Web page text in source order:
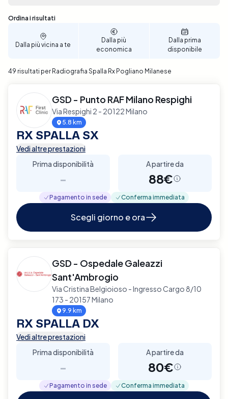
Assicura il miglior supporto per la salute della tua
spalla, prenota ora la tua Radiografia della Spalla a
Pogliano Milanese con Elty.
Sono stati trovati 49 risultati
Ordina i risultati
Dalla più vicina a te
Dalla più
economica
Dalla prima
disponibile
49 risultati per Radiografia Spalla Rx Pogliano Milanese
GSD - Punto RAF Milano Respighi
Via Respighi 2 - 20122 Milano
5.8 km
RX SPALLA SX
Vedi altre prestazioni
Prima disponibilità
-
A partire da
88€
Pagamento in sede Conferma immediata
Scegli giorno e ora
GSD - Ospedale Galeazzi
Sant'Ambrogio
Via Cristina Belgioioso - Ingresso Cargo 8/10
173 - 20157 Milano
9.9 km
RX SPALLA DX
Vedi altre prestazioni
Prima disponibilità
-
A partire da
80€
Pagamento in sede Conferma immediata